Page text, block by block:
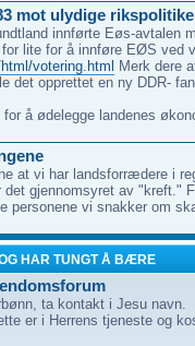
mot ulydige
innførte Eøs-avtalen
lite for å innføre EØS ved
votering.html
Merk dere
det opprettet en ny DDR-
å ødelegge landenes
at vi har landsforrædere i
gjennomsyret av "kreft."
personene vi snakker om
HAR TUNGT Å BÆRE
ta kontakt i Jesu navn.
er i Herrens tjeneste og